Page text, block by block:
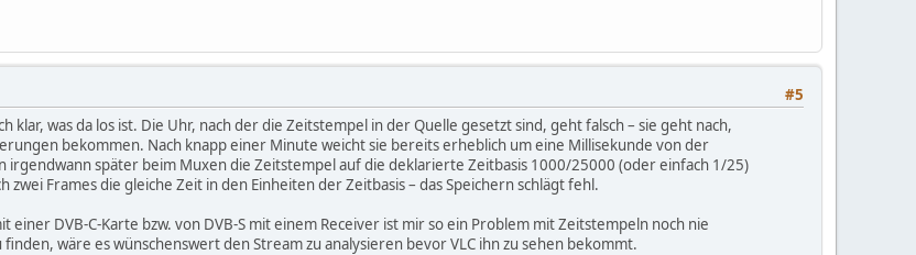
#5
klar, was da los ist. Die Uhr, nach der die Zeitstempel in der Quelle gesetzt sind, geht falsch – sie geht nach,
bekommen. Nach knapp einer Minute weicht sie bereits erheblich um eine Millisekunde von der
irgendwann später beim Muxen die Zeitstempel auf die deklarierte Zeitbasis 1000/25000 (oder einfach 1/25)
Frames die gleiche Zeit in den Einheiten der Zeitbasis – das Speichern schlägt fehl.
einer DVB-C-Karte bzw. von DVB-S mit einem Receiver ist mir so ein Problem mit Zeitstempeln noch nie
wäre es wünschenswert den Stream zu analysieren bevor VLC ihn zu sehen bekommt.